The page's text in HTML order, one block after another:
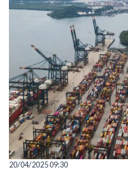
20/04/2025 09:30